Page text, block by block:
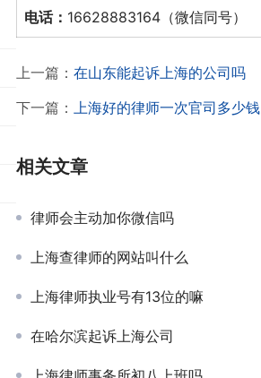
电话： 16628883164（微信同号）
上一篇： 在山东能起诉上海的公司吗
下一篇： 上海好的律师一次官司多少钱
相关文章
律师会主动加你微信吗
上海查律师的网站叫什么
上海律师执业号有13位的嘛
在哈尔滨起诉上海公司